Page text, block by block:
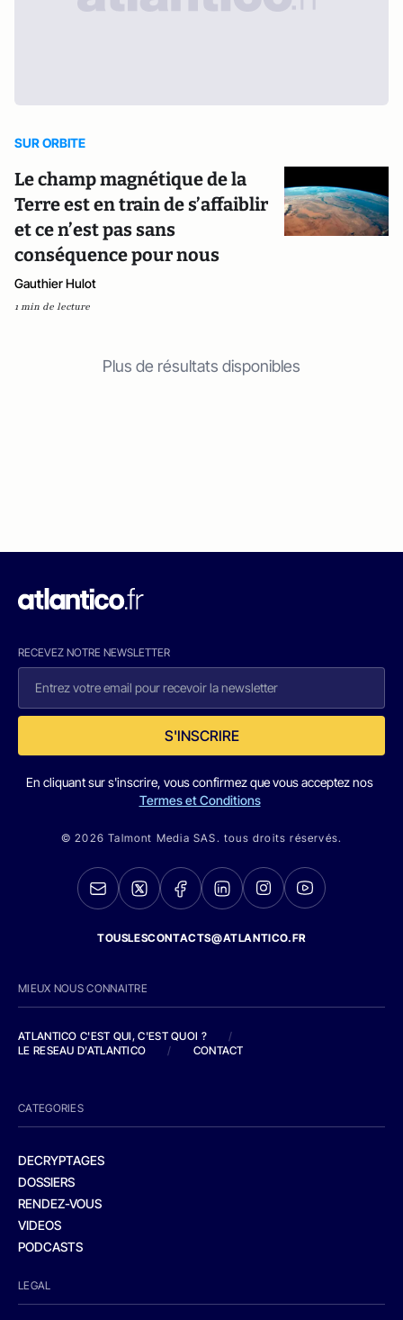
SUR ORBITE
Le champ magnétique de la
Terre est en train de s’affaiblir
et ce n’est pas sans
conséquence pour nous
Gauthier Hulot
1 min de lecture
Plus de résultats disponibles
RECEVEZ NOTRE NEWSLETTER
S'INSCRIRE
En cliquant sur s'inscrire, vous confirmez que vous acceptez nos
Termes et Conditions
© 2026 Talmont Media SAS. tous droits réservés.
TOUSLESCONTACTS@ATLANTICO.FR
MIEUX NOUS CONNAITRE
ATLANTICO C'EST QUI, C'EST QUOI ?
/
LE RESEAU D'ATLANTICO
/ CONTACT
CATEGORIES
DECRYPTAGES
DOSSIERS
RENDEZ-VOUS
VIDEOS
PODCASTS
LEGAL